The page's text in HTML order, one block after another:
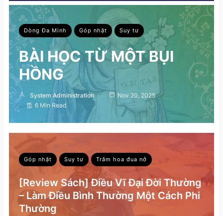
Dòng Đa Minh Góp nhặt Suy tư
BÀI HỌC TỪ MỘT BỤI
HỒNG
System Administration
Nov 20, 2025
6 Min Read
Góp nhặt Suy tư Trăm hoa đua nở
[Review Sách] Điều Vĩ Đại Đời Thường
– Làm Điều Bình Thường Một Cách Phi
Thường